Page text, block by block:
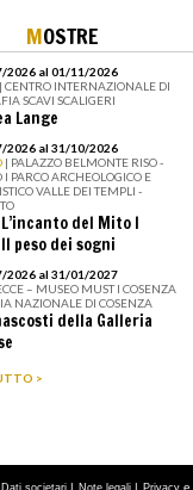
MOSTRE
2026 al 01/11/2026
| CENTRO INTERNAZIONALE DI
SCAVI SCALIGERI
Lange
2026 al 31/10/2026
| PALAZZO BELMONTE RISO -
I PARCO ARCHEOLOGICO E
VALLE DEI TEMPLI -
del Mito I
peso dei sogni
2026 al 31/01/2027
– MUSEO MUST I COSENZA
NAZIONALE DI COSENZA
della Galleria
>